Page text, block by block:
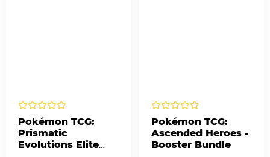
Pokémon TCG:
Prismatic
Evolutions Elite
Pokémon TCG:
Ascended Heroes -
Booster Bundle